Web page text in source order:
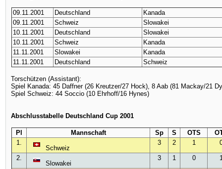
09.11.2001 Deutschland
Kanada
09.11.2001
Schweiz
Slowakei
10.11.2001
Deutschland
Slowakei
10.11.2001
Schweiz
Kanada
11.11.2001
Slowakei
Kanada
11.11.2001
Deutschland Schweiz
Torschützen (Assistant):
Spiel Kanada: 45 Daffner (26 Kreutzer/27 Hock), 8 Aab (81 Mackay/21
Spiel Schweiz: 44 Soccio (10 Ehrhoff/16 Hynes)
Abschlusstabelle Deutschland Cup 2001
Pl Mannschaft Sp S OTS
1.
Schweiz
3 2 1
2.
Slowakei
3 1 0